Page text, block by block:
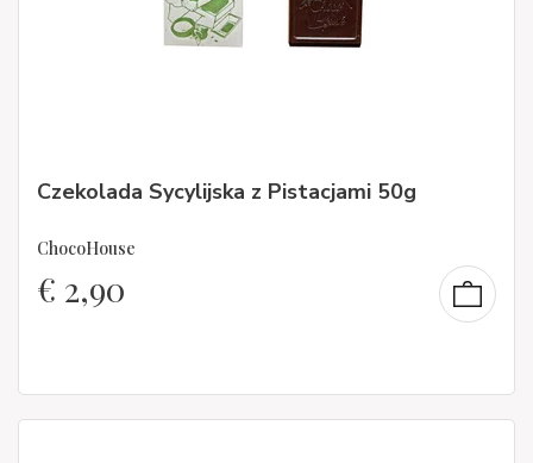
Czekolada Sycylijska z Pistacjami 50g
ChocoHouse
€ 2,90